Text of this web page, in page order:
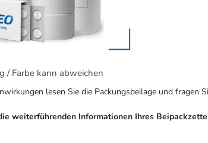
/ Farbe kann abweichen
lesen Sie die Packungsbeilage und fragen
weiterführenden Informationen Ihres